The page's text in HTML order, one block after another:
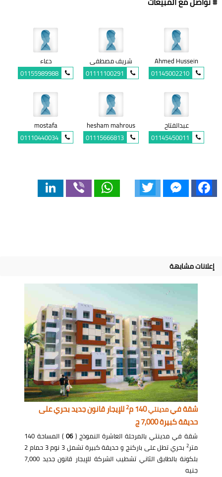
Ahmed Hussein
01145002210
شريف مصطفى
01111100291
دعاء
01155989988
عبدالفتاح
01145450011
hesham mahrous
01115666813
mostafa
01110440034
Facebook
Messenger
WhatsApp
إعلانات مشابهة
شقة فيمدينتي140 م 2للإيجار قانون جديد بحري على
حديقة كبيرة 7,000 ج
شقة في مدينتي بالمرحلة العاشرة النموذج (06
) المساحة 140
متر2
بحري تطل على باركنج و حديقة كبيرة تشمل 3 نوم 3 حمام 2
بلكونة بالطابق الثاني تشطيب الشركة للإيجار قانون جديد 7,000
جنيه